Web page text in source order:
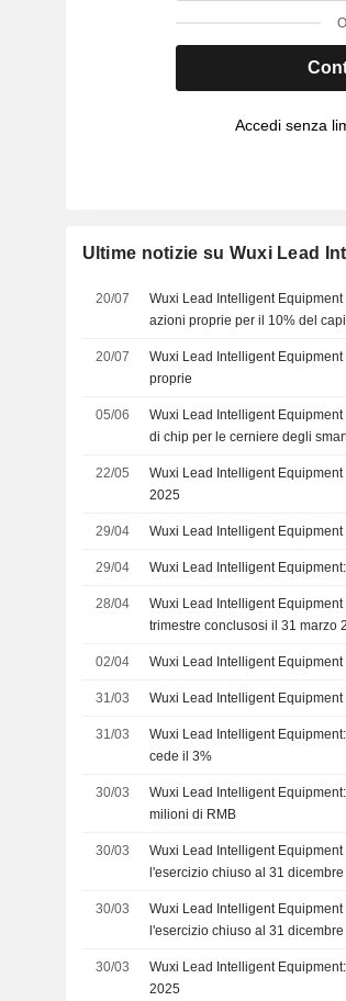
Accedi senza
Ultime notizie su Wuxi Lead
20/07
Wuxi Lead Intelligent
azioni proprie per il 10% del
20/07
Wuxi Lead Intelligent
proprie
05/06
Wuxi Lead Intelligent
di chip per le cerniere degli
22/05
Wuxi Lead Intelligent
2025
29/04 Wuxi Lead Intelligent
29/04 Wuxi Lead Intelligent
28/04
Wuxi Lead Intelligent
trimestre conclusosi il 31 marzo
02/04 Wuxi Lead Intelligent
31/03 Wuxi Lead Intelligent
31/03
Wuxi Lead Intelligent
cede il 3%
30/03
Wuxi Lead Intelligent
milioni di RMB
30/03
Wuxi Lead Intelligent
l'esercizio chiuso al 31
30/03
Wuxi Lead Intelligent
l'esercizio chiuso al 31
30/03
Wuxi Lead Intelligent
2025